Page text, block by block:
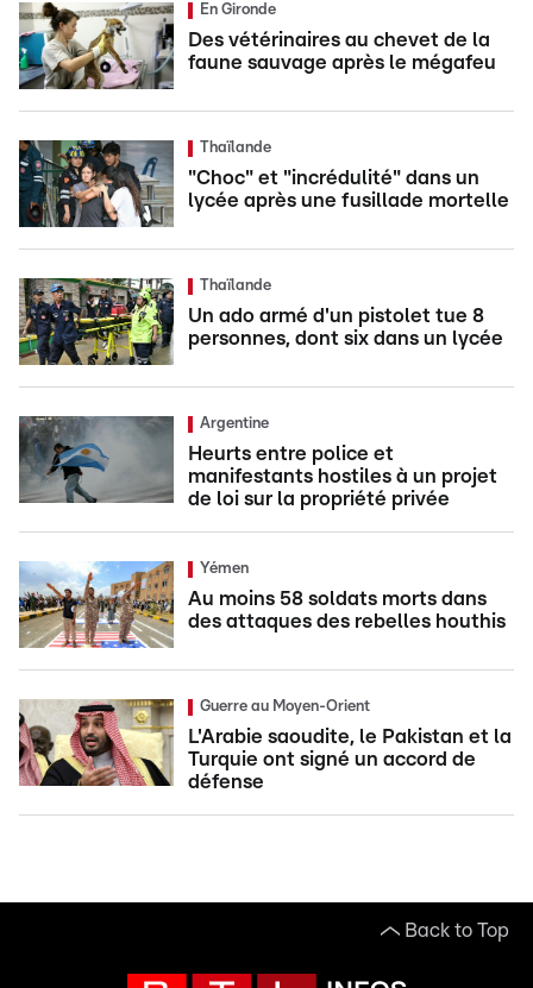
En Gironde
Des vétérinaires au chevet de la
faune sauvage après le mégafeu
Thaïlande
"Choc" et "incrédulité" dans un
lycée après une fusillade mortelle
Thaïlande
Un ado armé d'un pistolet tue 8
personnes, dont six dans un lycée
Argentine
Heurts entre police et
manifestants hostiles à un projet
de loi sur la propriété privée
Yémen
Au moins 58 soldats morts dans
des attaques des rebelles houthis
Guerre au Moyen-Orient
L'Arabie saoudite, le Pakistan et la
Turquie ont signé un accord de
défense
Back to Top